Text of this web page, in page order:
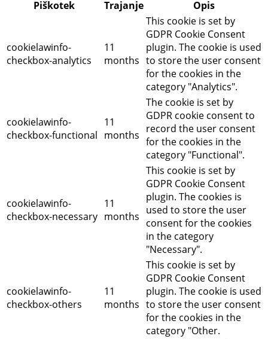
Piškotek
Trajanje Opis
cookielawinfo-
checkbox-analytics
11
months
This cookie is set by
GDPR Cookie Consent
plugin. The cookie is used
to store the user consent
for the cookies in the
category "Analytics".
cookielawinfo-
checkbox-functional
11
months
The cookie is set by
GDPR cookie consent to
record the user consent
for the cookies in the
category "Functional".
cookielawinfo-
checkbox-necessary
11
months
This cookie is set by
GDPR Cookie Consent
plugin. The cookies is
used to store the user
consent for the cookies
in the category
"Necessary".
cookielawinfo-
checkbox-others
11
months
This cookie is set by
GDPR Cookie Consent
plugin. The cookie is used
to store the user consent
for the cookies in the
category "Other.